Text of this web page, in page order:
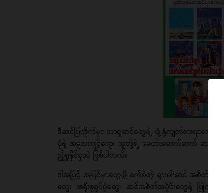
ဒီဆင်ပြတိုက်မှာ အာရှဆင်တွေရဲ့ ပျံ့နှံ့ကျက်စားရာဒေသ
ပုံနဲ့ အမူအကျင့်တွေ၊ သူတို့ရဲ့ ခေတ်အဆက်ဆက် ဆင်းသက်
ည့်ရှုနိုင်မှာပဲ ဖြစ်ပါတယ်။
ဒါအပြင့် အပြင်မှာတွေ့ဖို့ ခက်ခဲတဲ့ ရှားပါးဆင် အစိတ်အပို
တွေ၊ အရိုးစုရုပ်ပုံတွေ၊ ဆင်အစိတ်အပိုင်းတွေနဲ့ ပြုလုပ်